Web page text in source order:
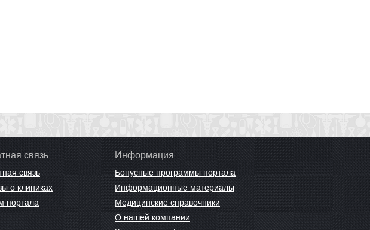
связь
связь
о клиниках
портала
Информация
Бонусные программы портала
Информационные материалы
Медицинские справочники
О нашей компании